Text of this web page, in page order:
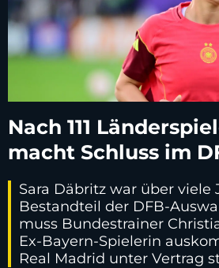
Nach 111
macht Schluss im
Sara Däbritz war über viele
Bestandteil der DFB-
muss Bundestrainer
Ex-Bayern-Spielerin
Real Madrid unter Vertrag